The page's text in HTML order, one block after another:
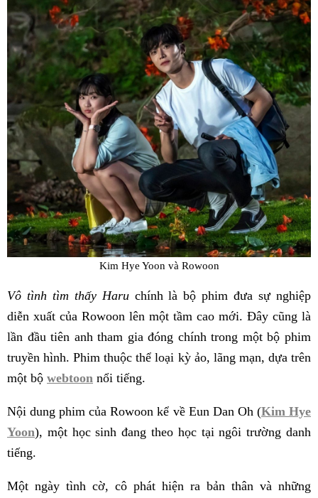
Kim Hye Yoon và Rowoon
Vô tình tìm thấy Haruchính là bộ phim đưa sự nghiệp
diễn xuất của Rowoon lên một tầm cao mới. Đây cũng là
lần đầu tiên anh tham gia đóng chính trong một bộ phim
truyền hình. Phim thuộc thể loại kỳ ảo, lãng mạn, dựa trên
một bộ webtoon nổi tiếng.
Nội dung phim của Rowoon kể về Eun Dan Oh (Kim Hye
Yoon), một học sinh đang theo học tại ngôi trường danh
tiếng.
Một ngày tình cờ, cô phát hiện ra bản thân và những